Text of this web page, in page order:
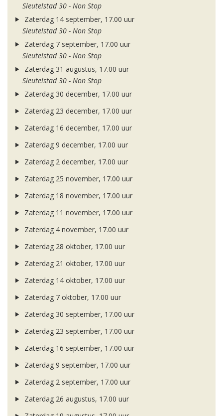
Sleutelstad 30 - Non Stop
Zaterdag 14 september, 17.00 uur
Sleutelstad 30 - Non Stop
Zaterdag 7 september, 17.00 uur
Sleutelstad 30 - Non Stop
Zaterdag 31 augustus, 17.00 uur
Sleutelstad 30 - Non Stop
Zaterdag 30 december, 17.00 uur
Zaterdag 23 december, 17.00 uur
Zaterdag 16 december, 17.00 uur
Zaterdag 9 december, 17.00 uur
Zaterdag 2 december, 17.00 uur
Zaterdag 25 november, 17.00 uur
Zaterdag 18 november, 17.00 uur
Zaterdag 11 november, 17.00 uur
Zaterdag 4 november, 17.00 uur
Zaterdag 28 oktober, 17.00 uur
Zaterdag 21 oktober, 17.00 uur
Zaterdag 14 oktober, 17.00 uur
Zaterdag 7 oktober, 17.00 uur
Zaterdag 30 september, 17.00 uur
Zaterdag 23 september, 17.00 uur
Zaterdag 16 september, 17.00 uur
Zaterdag 9 september, 17.00 uur
Zaterdag 2 september, 17.00 uur
Zaterdag 26 augustus, 17.00 uur